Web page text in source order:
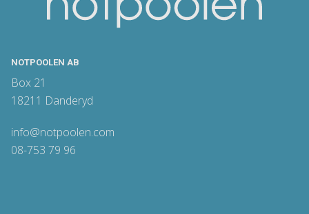
NOTPOOLEN AB
Box 21
18211 Danderyd
info@notpoolen.com
08-753 79 96